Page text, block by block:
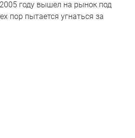
году вышел на рынок под
пор пытается угнаться за